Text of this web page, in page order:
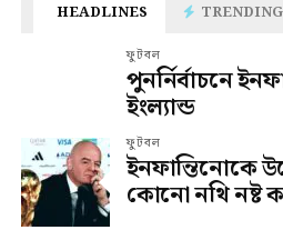
HEADLINES TRENDING
ফুটবল
পুনর্নির্বাচনে
ইংল্যান্ড
ফুটবল
ইনফান্তিনোকে
কোনো নথি নষ্ট